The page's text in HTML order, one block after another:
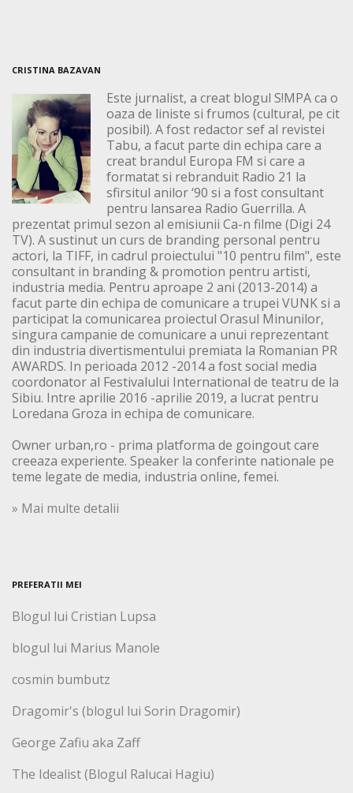
CRISTINA BAZAVAN
Este jurnalist, a creat blogul S!MPA ca o
oaza de liniste si frumos (cultural, pe cit
posibil). A fost redactor sef al revistei
Tabu, a facut parte din echipa care a
creat brandul Europa FM si care a
formatat si rebranduit Radio 21 la
sfirsitul anilor ‘90 si a fost consultant
pentru lansarea Radio Guerrilla. A
prezentat primul sezon al emisiunii Ca-n filme (Digi 24
TV). A sustinut un curs de branding personal pentru
actori, la TIFF, in cadrul proiectului "10 pentru film", este
consultant in branding & promotion pentru artisti,
industria media. Pentru aproape 2 ani (2013-2014) a
facut parte din echipa de comunicare a trupei VUNK si a
participat la comunicarea proiectul Orasul Minunilor,
singura campanie de comunicare a unui reprezentant
din industria divertismentului premiata la Romanian PR
AWARDS. In perioada 2012 -2014 a fost social media
coordonator al Festivalului International de teatru de la
Sibiu. Intre aprilie 2016 -aprilie 2019, a lucrat pentru
Loredana Groza in echipa de comunicare.
Owner urban,ro - prima platforma de goingout care
creeaza experiente. Speaker la conferinte nationale pe
teme legate de media, industria online, femei.
» Mai multe detalii
PREFERATII MEI
Blogul lui Cristian Lupsa
blogul lui Marius Manole
cosmin bumbutz
Dragomir's (blogul lui Sorin Dragomir)
George Zafiu aka Zaff
The Idealist (Blogul Ralucai Hagiu)